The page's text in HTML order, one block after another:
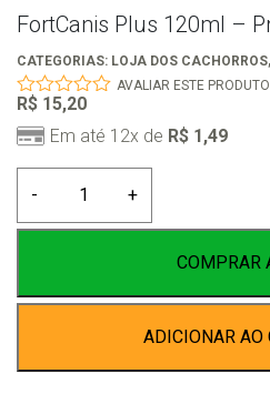
FortCanis Plus 120ml –
CATEGORIAS: LOJA DOS CACHORROS,
0
out
of
AVALIAR ESTE PRODUTO
R$ 15,20
Em até 12x de R$ 1,49
-
Plus
120ml
Simões
+
COMPRAR
ADICIONAR AO